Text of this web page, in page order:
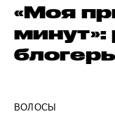
«Моя
минут»:
ВОЛОСЫ